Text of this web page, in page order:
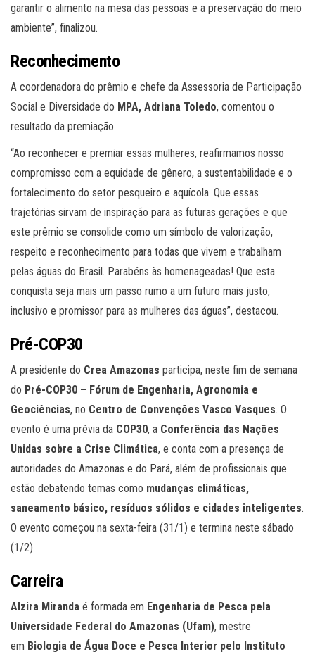
garantir o alimento na mesa das pessoas e a preservação do meio
ambiente”, finalizou.
Reconhecimento
A coordenadora do prêmio e chefe da Assessoria de Participação
Social e Diversidade do MPA, Adriana Toledo, comentou o
resultado da premiação.
“Ao reconhecer e premiar essas mulheres, reafirmamos nosso
compromisso com a equidade de gênero, a sustentabilidade e o
fortalecimento do setor pesqueiro e aquícola. Que essas
trajetórias sirvam de inspiração para as futuras gerações e que
este prêmio se consolide como um símbolo de valorização,
respeito e reconhecimento para todas que vivem e trabalham
pelas águas do Brasil. Parabéns às homenageadas! Que esta
conquista seja mais um passo rumo a um futuro mais justo,
inclusivo e promissor para as mulheres das águas”, destacou.
Pré-COP30
A presidente do Crea Amazonas participa, neste fim de semana
do Pré-COP30 – Fórum de Engenharia, Agronomia e
Geociências, no Centro de Convenções Vasco Vasques. O
evento é uma prévia da COP30, a Conferência das Nações
Unidas sobre a Crise Climática, e conta com a presença de
autoridades do Amazonas e do Pará, além de profissionais que
estão debatendo temas como mudanças climáticas,
saneamento básico, resíduos sólidos e cidades inteligentes.
O evento começou na sexta-feira (31/1) e termina neste sábado
(1/2).
Carreira
Alzira Miranda é formada em Engenharia de Pesca pela
Universidade Federal do Amazonas (Ufam), mestre
em Biologia de Água Doce e Pesca Interior pelo Instituto